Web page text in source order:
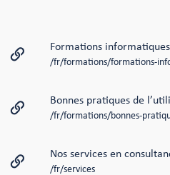
Formations informatiques
/fr/formations/formations-
Bonnes pratiques de
/fr/formations/bonnes-
Nos services en
/fr/services